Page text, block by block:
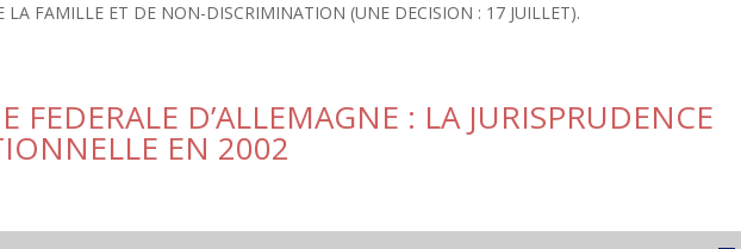
LA FAMILLE ET DE NON-DISCRIMINATION (UNE DECISION : 17 JUILLET).
FEDERALE D’ALLEMAGNE : LA JURISPRUDENCE
EN 2002